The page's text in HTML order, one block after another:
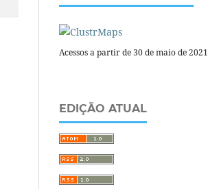
Acessos a partir de 30 de maio de 2021
EDIÇÃO ATUAL